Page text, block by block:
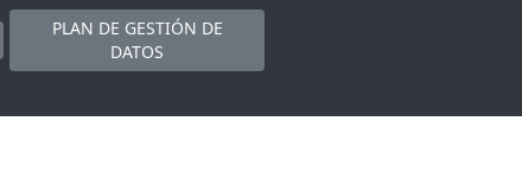
PLAN DE GESTIÓN DE
DATOS